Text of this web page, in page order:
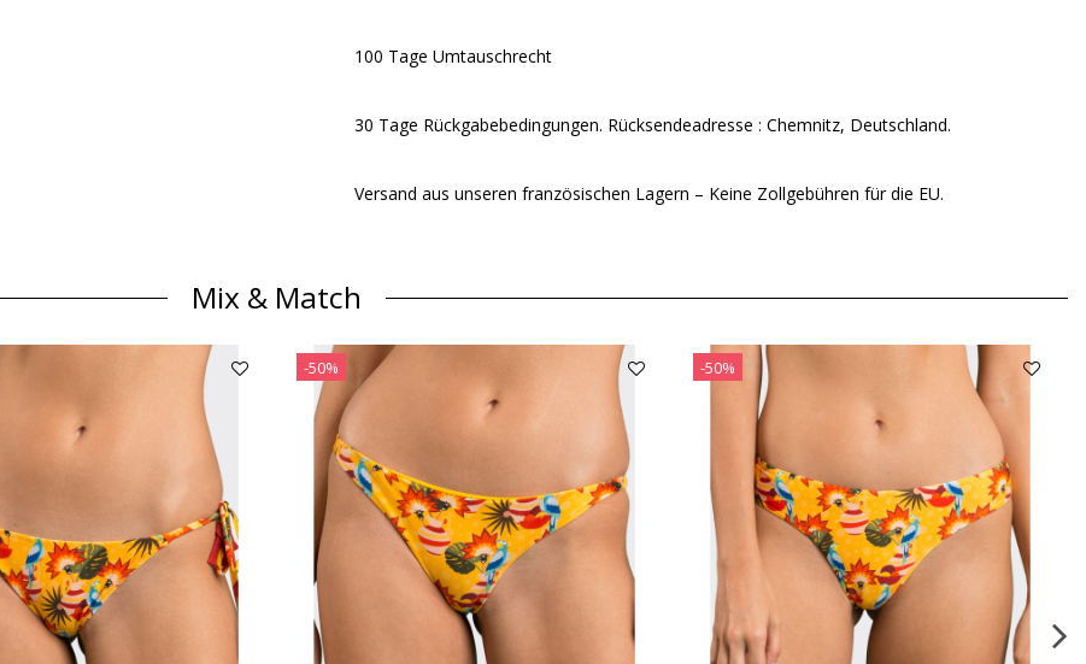
100 Tage Umtauschrecht
30 Tage Rückgabebedingungen. Rücksendeadresse : Chemnitz, Deutschland.
Versand aus unseren französischen Lagern – Keine Zollgebühren für die EU.
Mix & Match
-50% -50%